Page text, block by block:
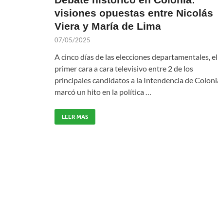
visiones opuestas entre Nicolás
Viera y María de Lima
07/05/2025
A cinco días de las elecciones departamentales, el
primer cara a cara televisivo entre 2 de los
principales candidatos a la Intendencia de
marcó un hito en la política …
LEER MAS